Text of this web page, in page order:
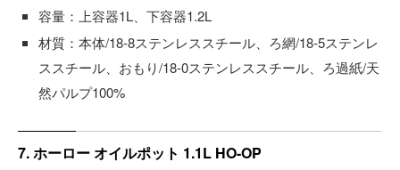
容量：上容器1L、下容器1.2L
材質：本体/18-8ステンレススチール、ろ網/18-5ステンレ
ススチール、おもり/18-0ステンレススチール、ろ過紙/天
然パルプ100%
7. ホーロー オイルポット 1.1L HO-OP